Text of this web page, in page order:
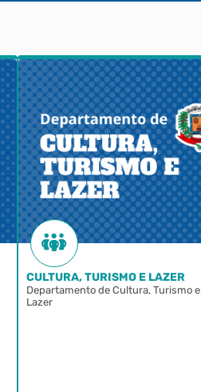
CULTURA, TURISMO E LAZER
Departamento de Cultura, Turismo e
Lazer